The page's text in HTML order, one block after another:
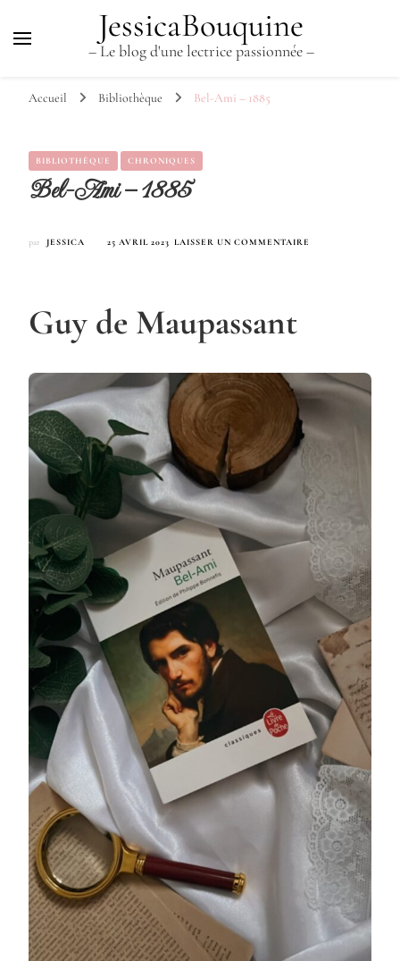
JessicaBouquine
– Le blog d'une lectrice passionnée –
Accueil Bibliothèque Bel-Ami – 1885
BIBLIOTHÈQUE CHRONIQUES
Bel-Ami – 1885
par JESSICA 25 AVRIL 2023 LAISSER UN COMMENTAIRE
Guy de Maupassant